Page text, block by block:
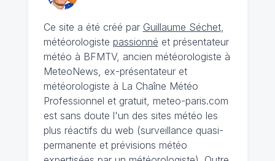
Ce site a été créé par Guillaume Séchet,
météorologiste passionné et présentateur
météo à BFMTV, ancien météorologiste à
MeteoNews, ex-présentateur et
météorologiste à La Chaîne Météo
Professionnel et gratuit, meteo-paris.com
est sans doute l'un des sites météo les
plus réactifs du web (surveillance quasi-
permanente et prévisions météo